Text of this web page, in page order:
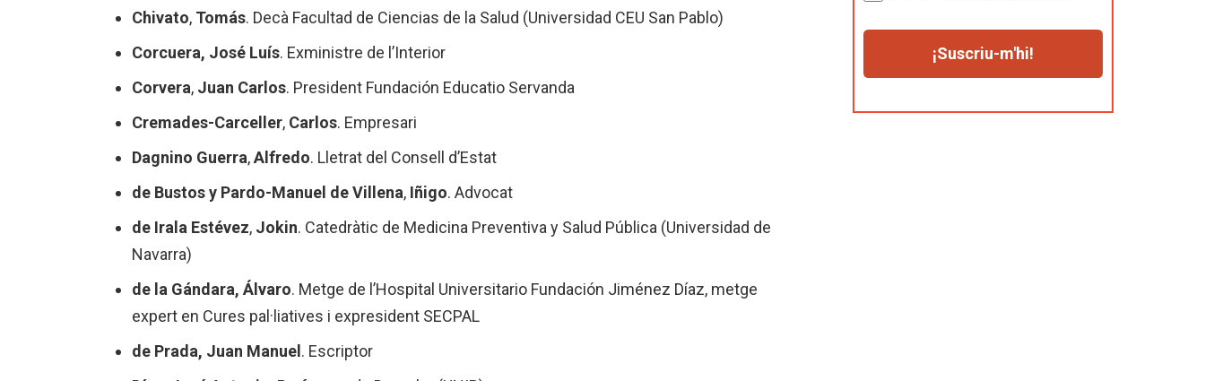
Chivato, Tomás. Decà Facultad de Ciencias de la Salud (Universidad CEU San Pablo)
Corcuera, José Luís. Exministre de l’Interior
Corvera, Juan Carlos. President Fundación Educatio Servanda
Cremades-Carceller, Carlos. Empresari
Dagnino Guerra,Alfredo. Lletrat del Consell d’Estat
de Bustos y Pardo-Manuel de Villena, Iñigo. Advocat
de Irala Estévez, Jokin. Catedràtic de Medicina Preventiva y Salud Pública (Universidad de
Navarra)
de la Gándara, Álvaro. Metge de l’Hospital Universitario Fundación Jiménez Díaz, metge
expert en Cures pal·liatives i expresident SECPAL
de Prada, Juan Manuel. Escriptor